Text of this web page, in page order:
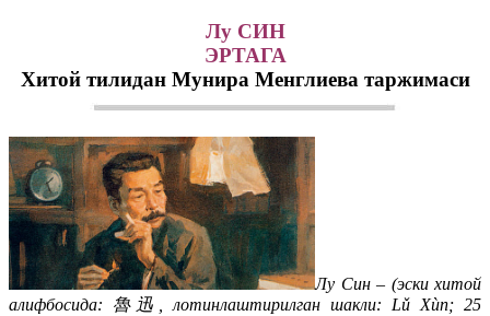
Лу СИН
ЭРТАГА
Хитой тилидан Мунира Менглиева таржимаси
Лу Син – (эски хитой
алифбосида: 魯迅, лотинлаштирилган шакли: Lǔ Xùn; 25